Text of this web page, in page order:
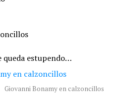
estupendo…
Giovanni Bonamy en calzoncillos